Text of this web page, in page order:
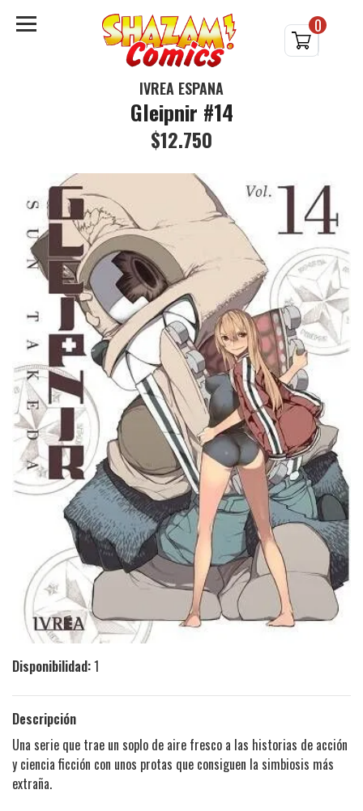
0
IVREA ESPAÑA
Gleipnir #14
$12.750
Disponibilidad:1
Descripción
Una serie que trae un soplo de aire fresco a las historias de acción
y ciencia ficción con unos protas que consiguen la simbiosis más
extraña.